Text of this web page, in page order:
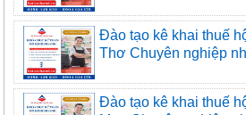
Đào tạo kê khai thuế
Thơ Chuyên nghiệp
Đào tạo kê khai thuế